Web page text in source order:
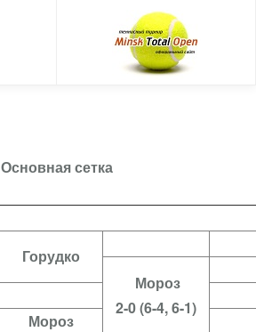
Основная сетка
Горудко
Мороз
2-0 (6-4, 6-1)
Мороз